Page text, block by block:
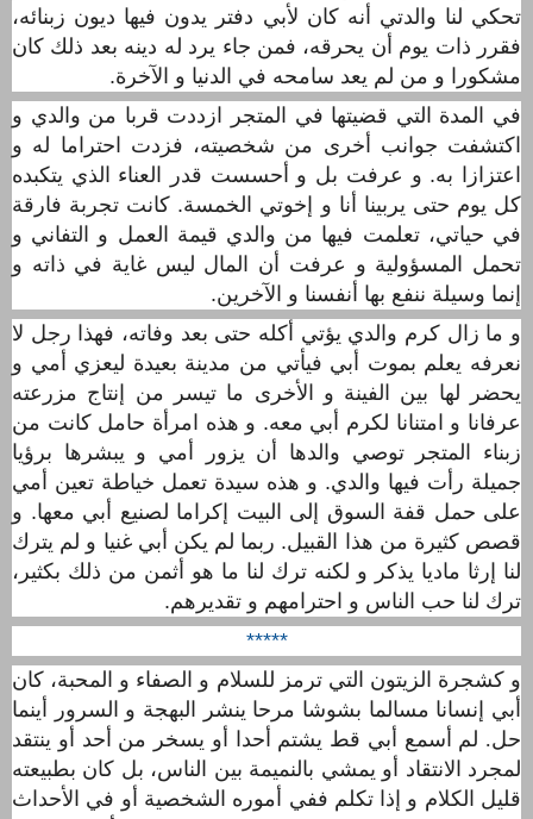
تحكي لنا والدتي أنه كان لأبي دفتر يدون فيها ديون زبنائه،
فقرر ذات يوم أن يحرقه، فمن جاء يرد له دينه بعد ذلك كان
مشكورا و من لم يعد سامحه في الدنيا و الآخرة.
في المدة التي قضيتها في المتجر ازددت قربا من والدي و
اكتشفت جوانب أخرى من شخصيته، فزدت احتراما له و
اعتزازا به. و عرفت بل و أحسست قدر العناء الذي يتكبده
كل يوم حتى يربينا أنا و إخوتي الخمسة. كانت تجربة فارقة
في حياتي، تعلمت فيها من والدي قيمة العمل و التفاني و
تحمل المسؤولية و عرفت أن المال ليس غاية في ذاته و
إنما وسيلة ننفع بها أنفسنا و اﻵخرين.
و ما زال كرم والدي يؤتي أكله حتى بعد وفاته، فهذا رجل لا
نعرفه يعلم بموت أبي فيأتي من مدينة بعيدة ليعزي أمي و
يحضر لها بين الفينة و الأخرى ما تيسر من إنتاج مزرعته
عرفانا و امتنانا لكرم أبي معه. و هذه امرأة حاملكانت من
زبناء المتجر
توصي والدها أن يزور أمي و يبشرها برؤيا
جميلة رأت فيها والدي. و هذه سيدة تعمل خياطة تعين أمي
على حمل قفة السوق إلى البيت إكراما لصنيع أبي معها. و
قصص كثيرة من هذا القبيل. ربما لم يكن أبي غنيا و لم يترك
لنا إرثا ماديا يذكر و لكنه ترك لنا ما هو أثمن من ذلك بكثير،
ترك لنا حب الناس و احترامهم و تقديرهم.
*****
و كشجرة الزيتون التي ترمز للسلام و الصفاء و المحبة، كان
أبي إنسانا مسالما بشوشا مرحا ينشر البهجة و السرور أينما
حل. لم أسمع أبي قط يشتم أحدا أو يسخر من أحد أو ينتقد
لمجرد الانتقاد أو يمشي بالنميمة بين الناس، بل كان بطبيعته
قليل الكلام و إذا تكلم ففي أموره الشخصية أو في اﻷحداث